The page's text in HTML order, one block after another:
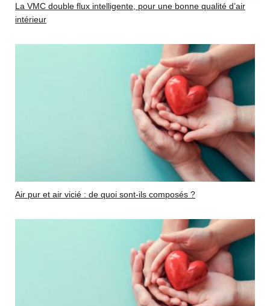
La VMC double flux intelligente, pour une bonne qualité d’air
intérieur
Air pur et air vicié : de quoi sont-ils composés ?